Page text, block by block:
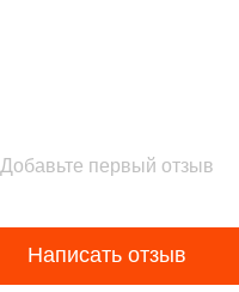
Добавьте первый отзыв
Написать отзыв